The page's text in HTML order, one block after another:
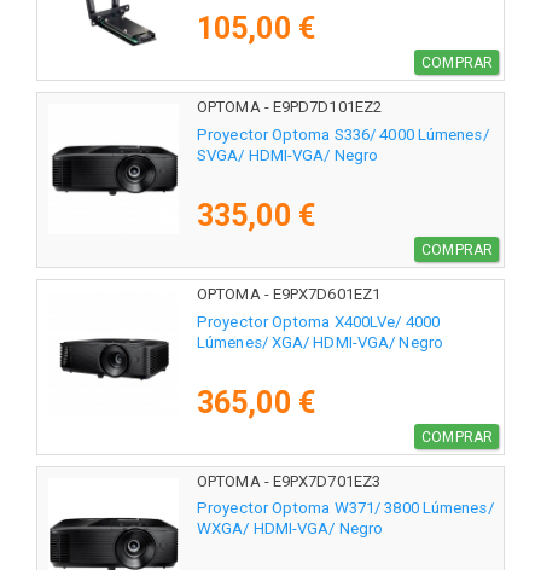
105,00 €
COMPRAR
OPTOMA - E9PD7D101EZ2
Proyector Optoma S336/ 4000 Lúmenes/
SVGA/ HDMI-VGA/ Negro
335,00 €
COMPRAR
OPTOMA - E9PX7D601EZ1
Proyector Optoma X400LVe/ 4000
Lúmenes/ XGA/ HDMI-VGA/ Negro
365,00 €
COMPRAR
OPTOMA - E9PX7D701EZ3
Proyector Optoma W371/ 3800 Lúmenes/
WXGA/ HDMI-VGA/ Negro